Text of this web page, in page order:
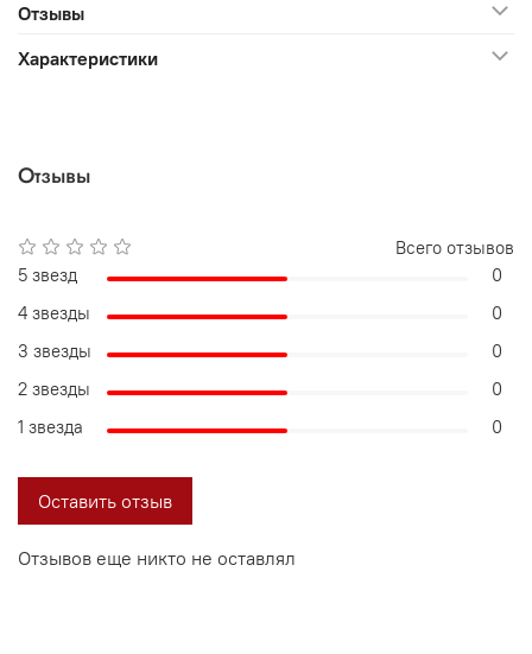
Отзывы
Характеристики
Отзывы
Отзывов еще никто не оставлял
Всего отзывов
5 звезд
0
4 звезды
0
3 звезды
0
2 звезды
0
1 звезда
0
Оставить отзыв